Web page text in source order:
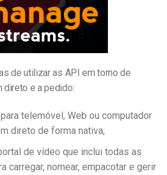
de utilizar as API em torno de
direto e a pedido:
telemóvel, Web ou computador
direto de forma nativa,
de vídeo que inclui todas as
carregar, nomear, empacotar e gerir